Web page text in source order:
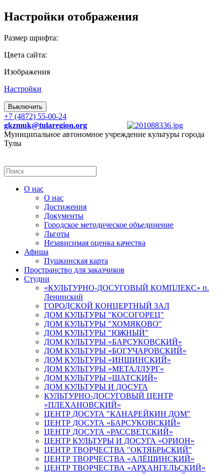
Настройки отображения
Размер шрифта:
Цвета сайта:
Изображения
Настройки
Выключить
+7 (4872) 55-00-24
gkzmuk@tularegion.org
Муниципальное автономное учреждение культуры города
Тулы
О нас
О нас
Достижения
Документы
Городское методическое объединение
Льготы
Независимая оценка качества
Афиша
Пушкинская карта
Пространство для заказчиков
Студии
«КУЛЬТУРНО-ДОСУГОВЫЙ КОМПЛЕКС» п.
Ленинский
ГОРОДСКОЙ КОНЦЕРТНЫЙ ЗАЛ
ДОМ КУЛЬТУРЫ "КОСОГОРЕЦ"
ДОМ КУЛЬТУРЫ "ХОМЯКОВО"
ДОМ КУЛЬТУРЫ "ЮЖНЫЙ"
ДОМ КУЛЬТУРЫ «БАРСУКОВСКИЙ»
ДОМ КУЛЬТУРЫ «БОГУЧАРОВСКИЙ»
ДОМ КУЛЬТУРЫ «ИНШИНСКИЙ»
ДОМ КУЛЬТУРЫ «МЕТАЛЛУРГ»
ДОМ КУЛЬТУРЫ «ШАТСКИЙ»
ДОМ КУЛЬТУРЫ И ДОСУГА
КУЛЬТУРНО-ДОСУГОВЫЙ ЦЕНТР
«ПЛЕХАНОВСКИЙ»
ЦЕНТР ДОСУГА "КАНАРЕЙКИН ДОМ"
ЦЕНТР ДОСУГА «БАРСУКОВСКИЙ»
ЦЕНТР ДОСУГА «РАССВЕТСКИЙ»
ЦЕНТР КУЛЬТУРЫ И ДОСУГА «ОРИОН»
ЦЕНТР ТВОРЧЕСТВА "ОКТЯБРЬСКИЙ"
ЦЕНТР ТВОРЧЕСТВА «АЛЁШИНСКИЙ»
ЦЕНТР ТВОРЧЕСТВА «АРХАНГЕЛЬСКИЙ»